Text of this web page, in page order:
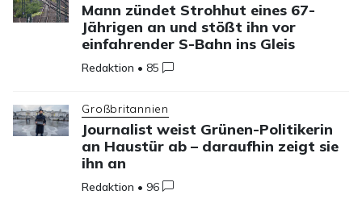
Mann zündet Strohhut eines 67-
Jährigen an und stößt ihn vor
einfahrender S-Bahn ins Gleis
Redaktion • 85
Großbritannien
Journalist weist Grünen-Politikerin
an Haustür ab – daraufhin zeigt sie
ihn an
Redaktion • 96